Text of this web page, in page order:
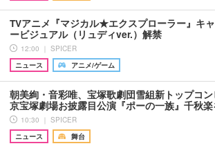
TVアニメ『マジカル★エクスプローラー』キ
ービジュアル（リュディver.）解禁
12:00 ｜ SPICER
ニュース
アニメ/ゲーム
朝美絢・音彩唯、宝塚歌劇団雪組新トップコ
京宝塚劇場お披露目公演『ポーの一族』千秋
10:30 ｜ SPICER
ニュース
舞台